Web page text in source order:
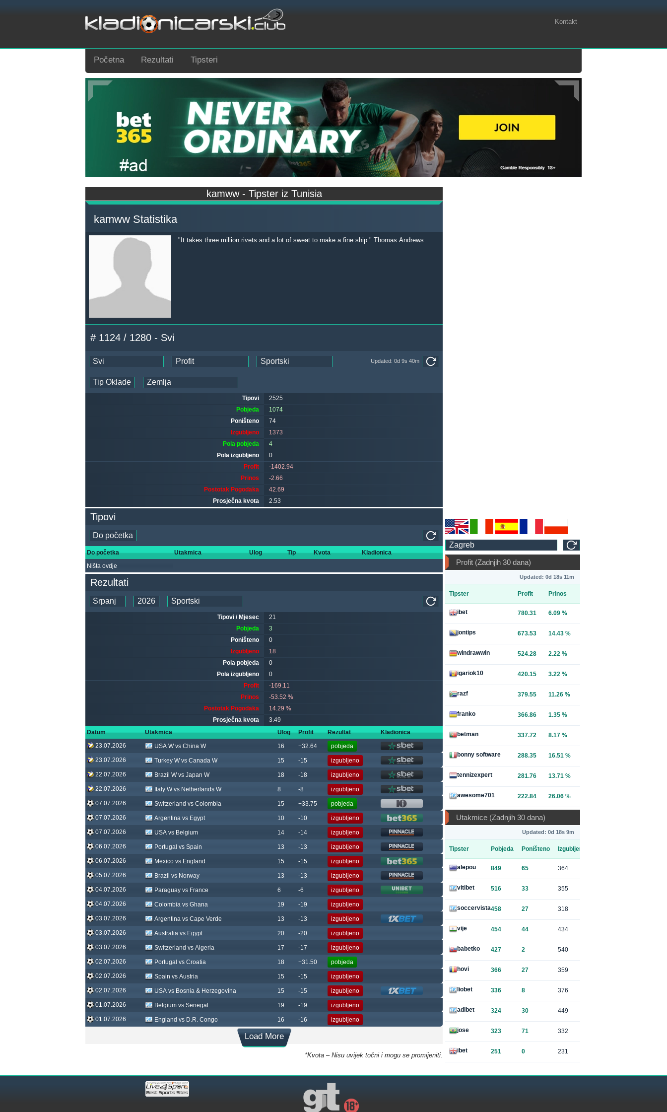
Kontakt
Početna Rezultati Tipsteri
kamww - Tipster iz Tunisia
kamww Statistika
"It takes three million rivets and a lot of sweat to make a fine ship." Thomas Andrews
# 1124 / 1280 - Svi
Updated: 0d 9s 40m
Tipovi
Pobjeda
Poništeno
Izgubljeno
Pola pobjeda
Pola izgubljeno
2525
1074
74
1373
4
0
Profit
Prinos
Postotak Pogodaka
Prosječna kvota
-1402.94
-2.66
42.69
2.53
Tipovi
Do početka Utakmica Ulog Tip Kvota
Kladionica
Ništa ovdje
Rezultati
Tipovi / Mjesec
Pobjeda
Poništeno
Izgubljeno
Pola pobjeda
Pola izgubljeno
21
3
0
18
0
0
Profit
Prinos
Postotak Pogodaka
Prosječna kvota
-169.11
-53.52 %
14.29 %
3.49
Datum
Utakmica Ulog Profit Rezultat
Kladionica
23.07.2026
USA W vs China W 16 +32.64
pobjeda
23.07.2026
Turkey W vs Canada W 15 -15
izgubljeno
22.07.2026
Brazil W vs Japan W 18 -18
izgubljeno
22.07.2026
Italy W vs Netherlands W 8 -8
izgubljeno
07.07.2026
Switzerland vs Colombia 15 +33.75
pobjeda
07.07.2026
Argentina vs Egypt 10 -10
izgubljeno
07.07.2026
USA vs Belgium 14 -14
izgubljeno
06.07.2026
Portugal vs Spain 13 -13
izgubljeno
06.07.2026
Mexico vs England 15 -15
izgubljeno
05.07.2026
Brazil vs Norway 13 -13
izgubljeno
04.07.2026
Paraguay vs France 6 -6
izgubljeno
04.07.2026
Colombia vs Ghana 19 -19
izgubljeno
03.07.2026
Argentina vs Cape Verde 13 -13
izgubljeno
03.07.2026
Australia vs Egypt 20 -20
izgubljeno
03.07.2026
Switzerland vs Algeria 17 -17
izgubljeno
02.07.2026
Portugal vs Croatia 18 +31.50
pobjeda
02.07.2026
Spain vs Austria 15 -15
izgubljeno
02.07.2026
USA vs Bosnia & Herzegovina 15 -15
izgubljeno
01.07.2026
Belgium vs Senegal 19 -19
izgubljeno
01.07.2026
England vs D.R. Congo 16 -16 izgubljeno
Load More
*Kvota – Nisu uvijek točni i mogu se promijeniti.
Profit (Zadnjih 30 dana)
Updated: 0d 18s 11m
Tipster Profit Prinos
ibet 780.31 6.09 %
jontips 673.53 14.43 %
windrawwin 524.28 2.22 %
igariok10 420.15 3.22 %
razf 379.55 11.26 %
franko 366.86 1.35 %
betman 337.72 8.17 %
bonny software 288.35 16.51 %
tennizexpert 281.76 13.71 %
awesome701 222.84 26.06 %
Utakmice (Zadnjih 30 dana)
Updated: 0d 18s 9m
Tipster Pobjeda Poništeno Izgubljeno
alepou 849 65 364
vitibet 516 33 355
soccervista458 27 318
vije 454 44 434
babetko 427 2 540
hovi 366 27 359
liobet 336 8 376
adibet 324 30 449
jose 323 71 332
ibet 251 0 231